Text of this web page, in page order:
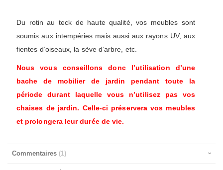
Du rotin au teck de haute qualité, vos meubles sont
soumis aux intempéries mais aussi aux rayons UV, aux
fientes d’oiseaux, la sève d‘arbre, etc.
Nous vous conseillons donc l’utilisation d’une
bache de mobilier de jardin pendant toute la
période durant laquelle vous n’utilisez pas vos
chaises de jardin. Celle-ci préservera vos meubles
et prolongera leur durée de vie.
Commentaires 1